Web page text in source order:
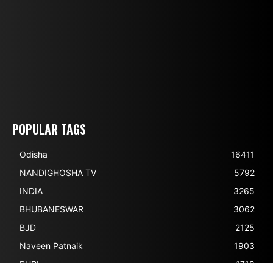
POPULAR TAGS
Odisha
16411
NANDIGHOSHA TV
5792
INDIA
3265
BHUBANESWAR
3062
BJD
2125
Naveen Patnaik
1903